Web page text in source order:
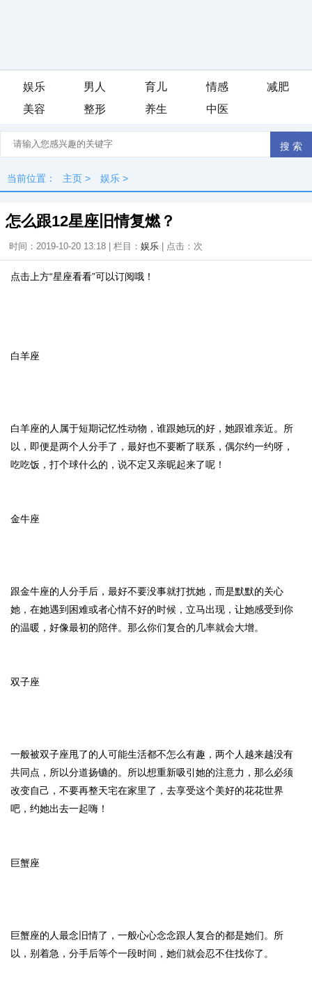
娱乐 男人 育儿 情感
减肥
美容
整形 养生 中医
当前位置： 主页 > 娱乐 >
怎么跟12星座旧情复燃？
时间：2019-10-20 13:18 | 栏目： 娱乐 | 点击： 次
点击上方“星座看看”可以订阅哦！
白羊座
白羊座的人属于短期记忆性动物，谁跟她玩的好，她跟谁亲近。所
以，即便是两个人分手了，最好也不要断了联系，偶尔约一约呀，
吃吃饭，打个球什么的，说不定又亲昵起来了呢！
金牛座
跟金牛座的人分手后，最好不要没事就打扰她，而是默默的关心
她，在她遇到困难或者心情不好的时候，立马出现，让她感受到你
的温暖，好像最初的陪伴。那么你们复合的几率就会大增。
双子座
一般被双子座甩了的人可能生活都不怎么有趣，两个人越来越没有
共同点，所以分道扬镳的。所以想重新吸引她的注意力，那么必须
改变自己，不要再整天宅在家里了，去享受这个美好的花花世界
吧，约她出去一起嗨！
巨蟹座
巨蟹座的人最念旧情了，一般心心念念跟人复合的都是她们。所
以，别着急，分手后等个一段时间，她们就会忍不住找你了。